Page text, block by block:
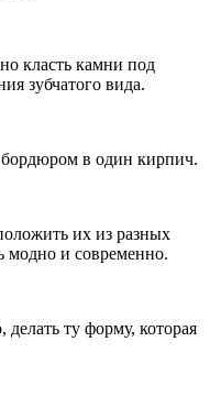
класть камни под
зубчатого вида.
бордюром в один кирпич.
их из разных
модно и современно.
ту форму, которая